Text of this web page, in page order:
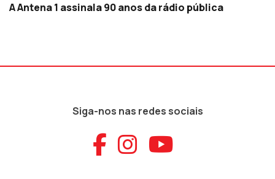
A Antena 1 assinala 90 anos da rádio pública
Siga-nos nas redes sociais
Aceder ao
Aceder ao
Aceder